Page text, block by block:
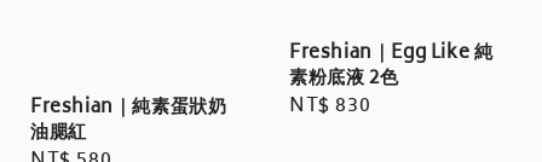
Freshian｜純素蛋狀奶
油腮紅
Freshian｜Egg Like 純
素粉底液 2色
Regular
NT$ 830